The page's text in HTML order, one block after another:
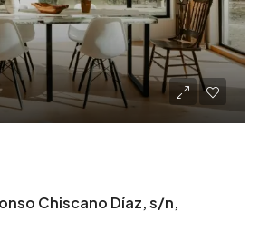
Chiscano Díaz, s/n,